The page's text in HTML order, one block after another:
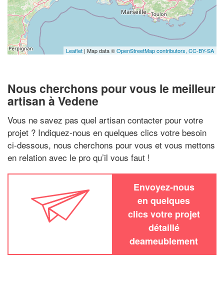
Leaflet | Map data ©OpenStreetMap contributors, CC-BY-SA
Nous cherchons pour vous le meilleur
artisan à Vedene
Vous ne savez pas quel artisan contacter pour votre
projet ? Indiquez-nous en quelques clics votre besoin
ci-dessous, nous cherchons pour vous et vous mettons
en relation avec le pro qu’il vous faut !
Envoyez-nous
en quelques
clics votre projet
détaillé
deameublement